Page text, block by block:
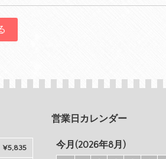
¥5,835
営業日カレンダー
今月(2026年8月)